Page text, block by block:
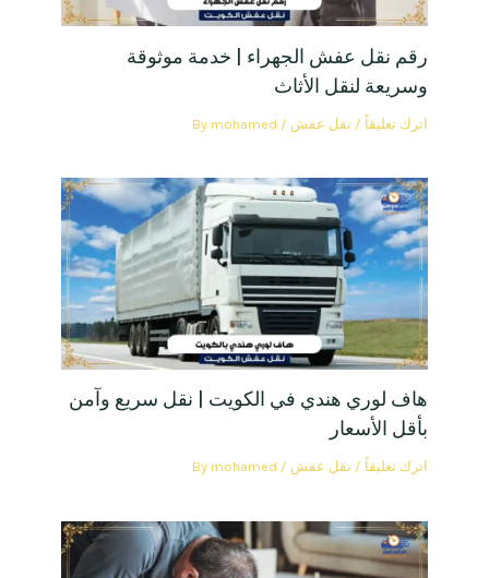
رقم نقل عفش الجهراء | خدمة موثوقة
وسريعة لنقل الأثاث
اترك تعليقاً /نقل عفش/ By
mohamed
هاف لوري هندي في الكويت | نقل سريع وآمن
بأقل الأسعار
اترك تعليقاً /نقل عفش/ By
mohamed